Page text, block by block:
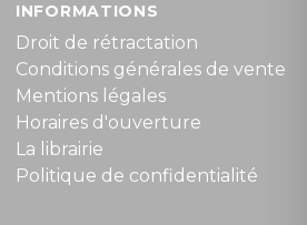
INFORMATIONS
Droit de rétractation
Conditions générales de vente
Mentions légales
Horaires d'ouverture
La librairie
Politique de confidentialité